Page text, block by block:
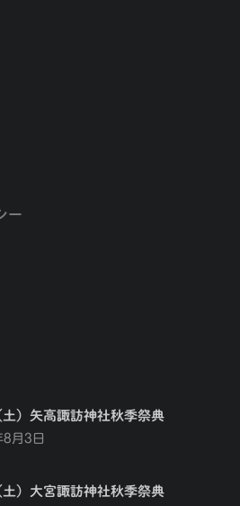
ー
）矢高諏訪神社秋季祭典
月3日
）大宮諏訪神社秋季祭典